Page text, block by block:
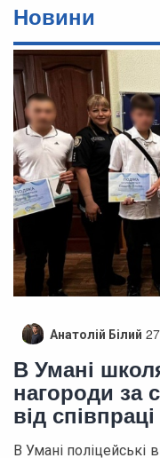
Новини
Анатолій Білий
В Умані
нагороди за
від
В Умані поліцейські